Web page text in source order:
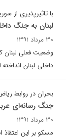
با تاثیرپذیری از
لبنان به جنگ
۳۰ مرداد ۱۳۹۱
وضعیت فعلی لبنان
داخلی لبنان
بحران در روابط
جنگ رسانه‌ای
۳۰ مرداد ۱۳۹۱
مسکو بر این